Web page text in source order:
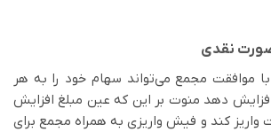
صورت نقدی
موافقت مجمع می‌تواند سهام خود را به هر
دهد منوت بر این که عین مبلغ افزایش
کند و فیش واریزی به همراه مجمع برای